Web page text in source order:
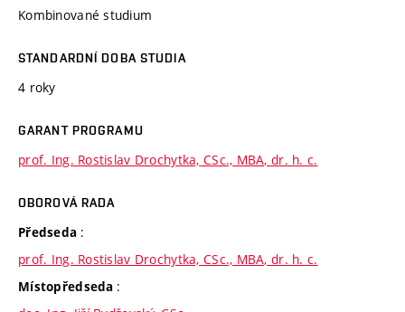
Kombinované studium
STANDARDNÍ DOBA STUDIA
4 roky
GARANT PROGRAMU
prof. Ing. Rostislav Drochytka, CSc., MBA, dr. h. c.
OBOROVÁ RADA
Předseda :
prof. Ing. Rostislav Drochytka, CSc., MBA, dr. h. c.
Místopředseda :